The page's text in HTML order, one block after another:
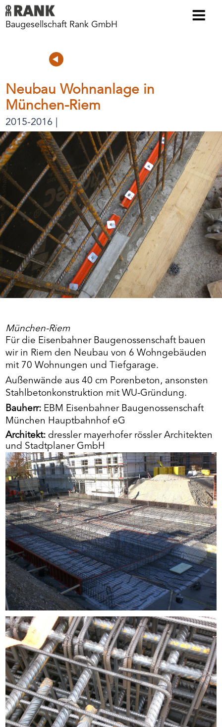
Baugesellschaft Rank GmbH
Neubau Wohnanlage in
München-Riem
2015-2016 |
München-Riem
Für die Eisenbahner Baugenossenschaft bauen
wir in Riem den Neubau von 6 Wohngebäuden
mit 70 Wohnungen und Tiefgarage.
Außenwände aus 40 cm Porenbeton, ansonsten
Stahlbetonkonstruktion mit WU-Gründung.
Bauherr: EBM Eisenbahner Baugenossenschaft
München Hauptbahnhof eG
Architekt: dressler mayerhofer rössler Architekten
und Stadtplaner GmbH